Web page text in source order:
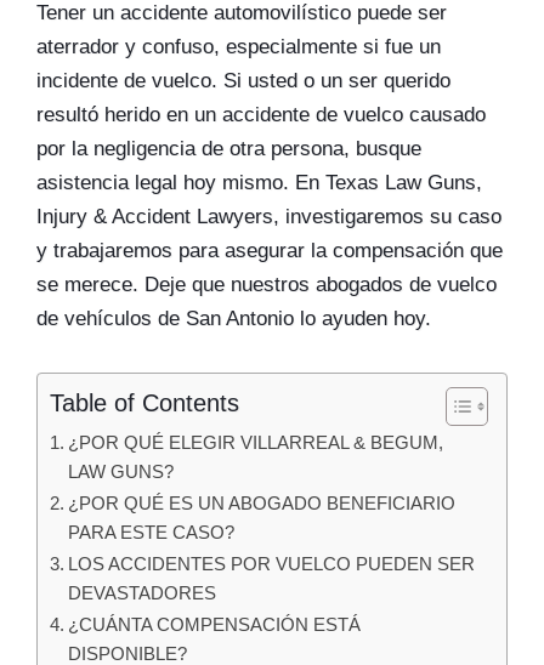
Tener un accidente automovilístico puede ser
aterrador y confuso, especialmente si fue un
incidente de vuelco. Si usted o un ser querido
resultó herido en un accidente de vuelco causado
por la negligencia de otra persona, busque
asistencia legal hoy mismo. En Texas Law Guns,
Injury & Accident Lawyers, investigaremos su caso
y trabajaremos para asegurar la compensación que
se merece. Deje que nuestros abogados de vuelco
de vehículos de San Antonio lo ayuden hoy.
Table of Contents
¿POR QUÉ ELEGIR VILLARREAL & BEGUM,
LAW GUNS?
¿POR QUÉ ES UN ABOGADO BENEFICIARIO
PARA ESTE CASO?
LOS ACCIDENTES POR VUELCO PUEDEN SER
DEVASTADORES
¿CUÁNTA COMPENSACIÓN ESTÁ
DISPONIBLE?